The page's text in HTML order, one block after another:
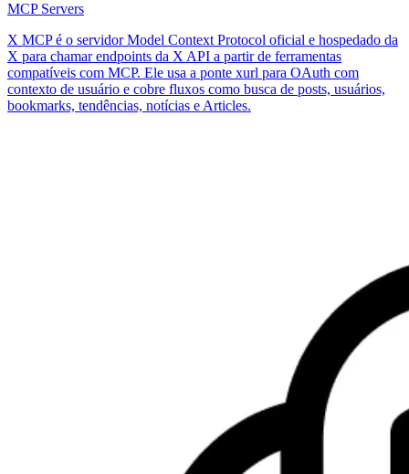
MCP Servers
X MCP é o servidor Model Context Protocol oficial e hospedado da
X para chamar endpoints da X API a partir de ferramentas
compatíveis com MCP. Ele usa a ponte xurl para OAuth com
contexto de usuário e cobre fluxos como busca de posts, usuários,
bookmarks, tendências, notícias e Articles.